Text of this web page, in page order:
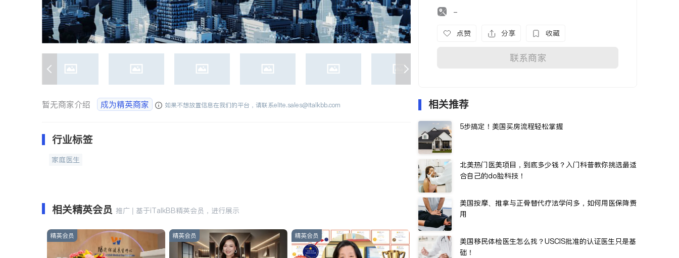
-
点赞 分享 收藏
联系商家
暂无商家介绍 成为精英商家 如果不想放置信息在我们的平台，请联系elite.sales@italkbb.com
行业标签
家庭医生
相关精英会员 推广 | 基于iTalkBB精英会员，进行展示
精英会员 精英会员 精英会员
相关推荐
5步搞定！美国买房流程轻松掌握
北美热门医美项目，到底多少钱？入门科普教你挑选最适
合自己的do脸科技！
美国按摩、推拿与正骨替代疗法学问多，如何用医保降费
用
美国移民体检医生怎么找？USCIS批准的认证医生只是基
础！